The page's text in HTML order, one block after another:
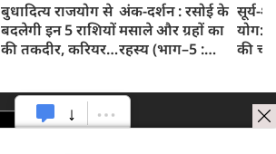
बुधादित्य राजयोग से
बदलेगी इन 5 राशियों
की तकदीर, करियर
सफलता
अंक-दर्शन : रसोई के
मसाले और ग्रहों का
रहस्य (भाग–5 :
सूर्य-
योग:
की